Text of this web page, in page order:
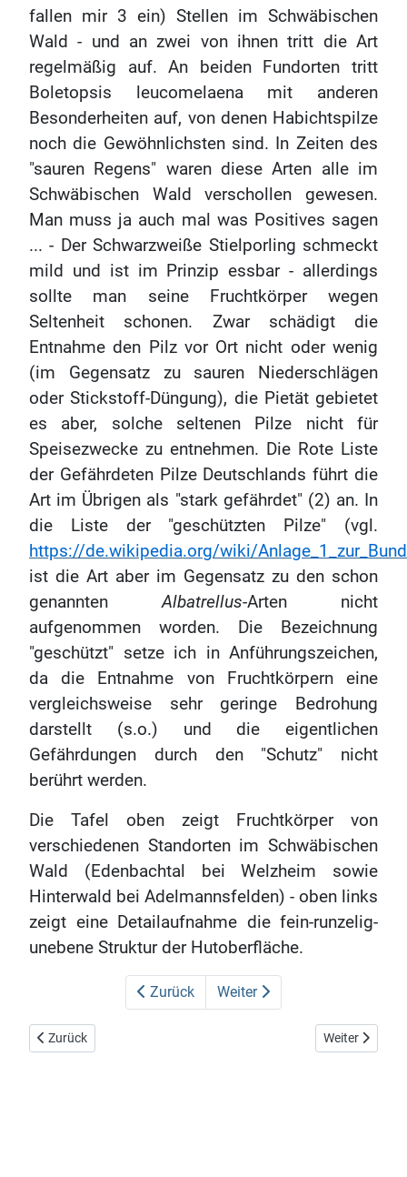
fallen mir 3 ein) Stellen im Schwäbischen
Wald - und an zwei von ihnen tritt die Art
regelmäßig auf. An beiden Fundorten tritt
Boletopsis leucomelaena mit anderen
Besonderheiten auf, von denen Habichtspilze
noch die Gewöhnlichsten sind. In Zeiten des
"sauren Regens" waren diese Arten alle im
Schwäbischen Wald verschollen gewesen.
Man muss ja auch mal was Positives sagen
... - Der Schwarzweiße Stielporling schmeckt
mild und ist im Prinzip essbar - allerdings
sollte man seine Fruchtkörper wegen
Seltenheit schonen. Zwar schädigt die
Entnahme den Pilz vor Ort nicht oder wenig
(im Gegensatz zu sauren Niederschlägen
oder Stickstoff-Düngung), die Pietät gebietet
es aber, solche seltenen Pilze nicht für
Speisezwecke zu entnehmen. Die Rote Liste
der Gefährdeten Pilze Deutschlands führt die
Art im Übrigen als "stark gefährdet" (2) an. In
die Liste der "geschützten Pilze" (vgl.
https://de.wikipedia.org/wiki/
ist die Art aber im Gegensatz zu den schon
genanntenAlbatrellus-Arten nicht
aufgenommen worden. Die Bezeichnung
"geschützt" setze ich in Anführungszeichen,
da die Entnahme von Fruchtkörpern eine
vergleichsweise sehr geringe Bedrohung
darstellt (s.o.) und die eigentlichen
Gefährdungen durch den "Schutz" nicht
berührt werden.
Die Tafel oben zeigt Fruchtkörper von
verschiedenen Standorten im Schwäbischen
Wald (Edenbachtal bei Welzheim sowie
Hinterwald bei Adelmannsfelden) - oben links
zeigt eine Detailaufnahme die fein-runzelig-
unebene Struktur der Hutoberfläche.
Zurück Weiter
Vorheriger Beitrag: Pilz des Monats 2017
Zurück Nächster
Weiter